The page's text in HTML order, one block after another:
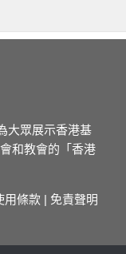
大眾展示香港基
和教會的「香港
用條款 | 免責聲明